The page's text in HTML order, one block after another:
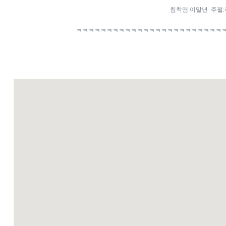
침착맨:이말년 주펄:
ㅋㅋㅋㅋㅋㅋㅋㅋㅋㅋㅋㅋㅋㅋㅋㅋㅋㅋㅋㅋㅋㅋㅋㅋ